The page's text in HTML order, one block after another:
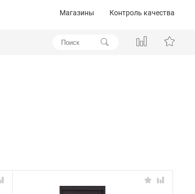
Магазины Контроль качества